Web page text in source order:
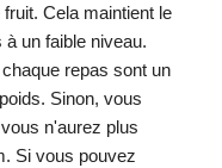
Cela maintient le
un faible niveau.
repas sont un
Sinon, vous
n'aurez plus
Si vous pouvez